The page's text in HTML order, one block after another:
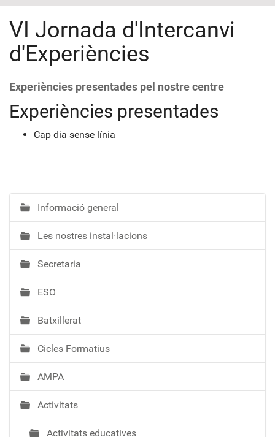
VI Jornada d'Intercanvi
d'Experiències
Experiències presentades pel nostre centre
Experiències presentades
Cap dia sense línia
N
a
v
e
g
a
c
ó
Informació general
Les nostres instal·lacions
Secretaria
ESO
Batxillerat
Cicles Formatius
AMPA
Activitats
Activitats educatives